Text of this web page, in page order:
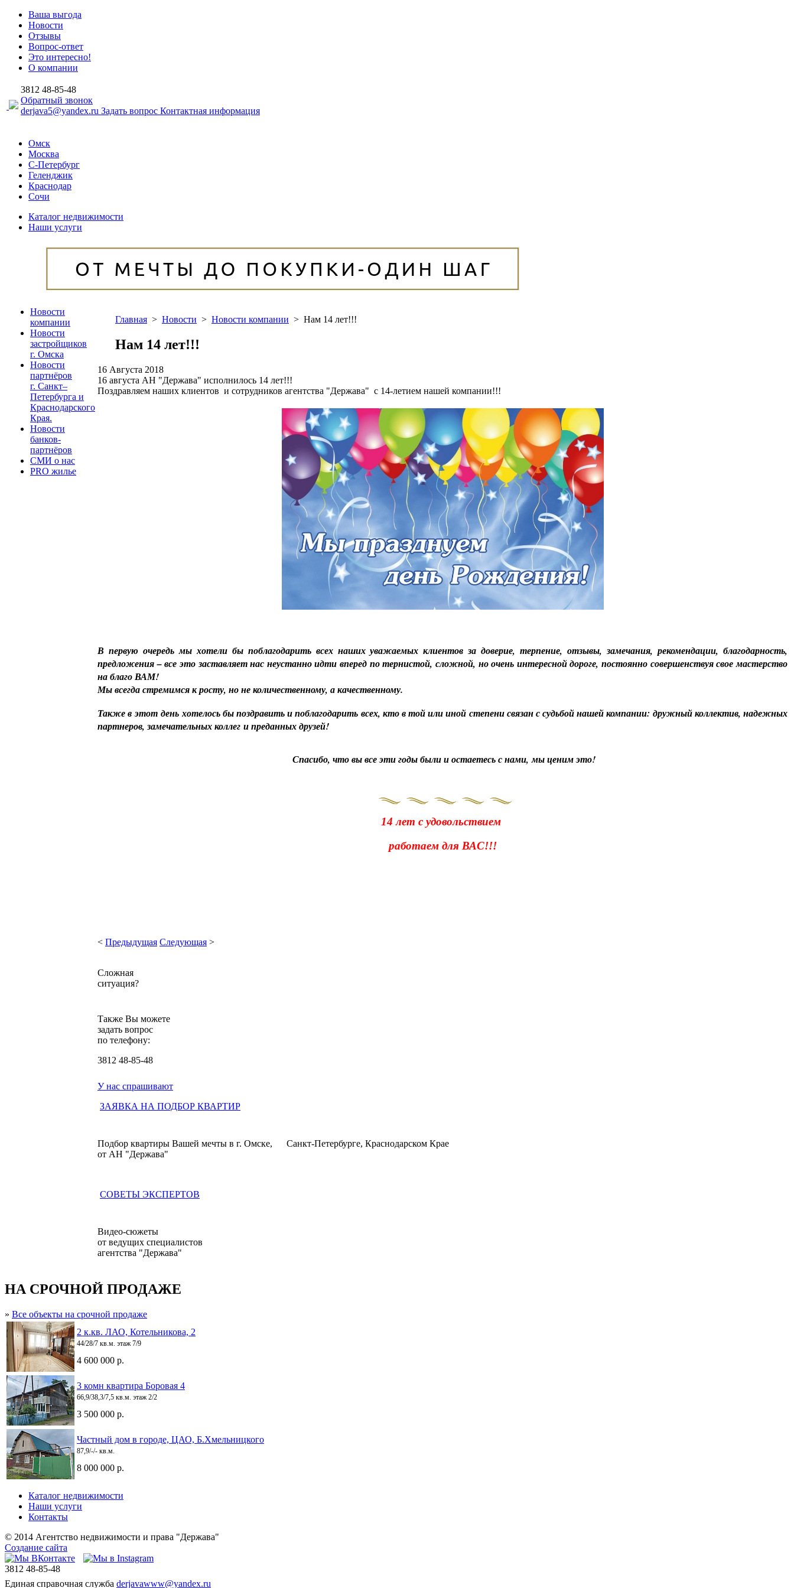
Ваша выгода
Новости
Отзывы
Вопрос-ответ
Это интересно!
О компании
3812 48-85-48
Обратный звонок
derjava5@yandex.ru Задать вопрос Контактная информация
Омск
Москва
С-Петербург
Геленджик
Краснодар
Сочи
Каталог недвижимости
Наши услуги
Новости
компании
Новости
застройщиков
г. Омска
Новости
партнёров
г. Санкт–
Петербурга и
Краснодарского
Края.
Новости
банков-
партнёров
СМИ о нас
PRO жилье
Главная > Новости > Новости компании > Нам 14 лет!!!
Нам 14 лет!!!
16 Августа 2018
16 августа АН "Держава" исполнилось 14 лет!!!
Поздравляем наших клиентов и сотрудников агентства "Держава" с 14-летием нашей компании!!!
В первую очередь мы хотели бы поблагодарить всех наших уважаемых клиентов за доверие, терпение, отзывы, замечания, рекомендации, благодарность,
предложения – все это заставляет нас неустанно идти вперед по тернистой, сложной, но очень интересной дороге, постоянно совершенствуя свое мастерство
на благо ВАМ!
Мы всегда стремимся к росту, но не количественному, а качественному.
Также в этот день хотелось бы поздравить и поблагодарить всех, кто в той или иной степени связан с судьбой нашей компании: дружный коллектив, надежных
партнеров, замечательных коллег и преданных друзей!
Спасибо, что вы все эти годы были и остаетесь с нами, мы ценим это!
14 лет с удовольствием
работаем для ВАС!!!
< Предыдущая Следующая >
Сложная
ситуация?
Также Вы можете
задать вопрос
по телефону:
3812 48-85-48
У нас спрашивают
ЗАЯВКА НА ПОДБОР КВАРТИР
Подбор квартиры Вашей мечты в г. Омске, Санкт-Петербурге, Краснодарском Крае
от АН "Держава"
СОВЕТЫ ЭКСПЕРТОВ
Видео-сюжеты
от ведущих специалистов
агентства "Держава"
НА СРОЧНОЙ ПРОДАЖЕ
» Все объекты на срочной продаже
2 к.кв. ЛАО, Котельникова, 2
44/28/7 кв.м. этаж 7/9
4 600 000 р.
3 комн квартира Боровая 4
66,9/38,3/7,5 кв.м. этаж 2/2
3 500 000 р.
Частный дом в городе, ЦАО, Б.Хмельницкого
87,9/-/- кв.м.
8 000 000 р.
Каталог недвижимости
Наши услуги
Контакты
© 2014 Агентство недвижимости и права "Держава"
Создание сайта
3812 48-85-48
Единая справочная служба derjavawww@yandex.ru